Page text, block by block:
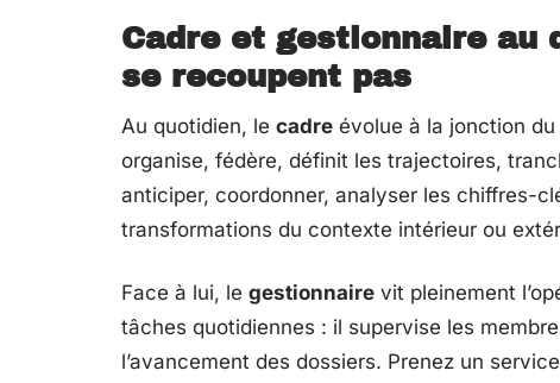
Cadre et gestionnaire au
se recoupent pas
Au quotidien, le cadre évolue à la jonction
organise, fédère, définit les trajectoires,
anticiper, coordonner, analyser les chiffres-
transformations du contexte intérieur ou
Face à lui, le gestionnaire vit pleinement
tâches quotidiennes : il supervise les
l’avancement des dossiers. Prenez un